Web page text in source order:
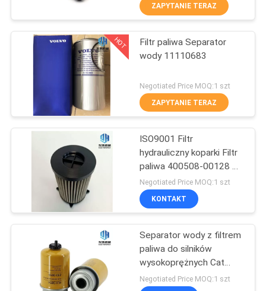
KONTROLA
JAKOŚCI
PRIVACY
POLICY
Filtr hydrauliczny
koparki
Części silnika
koparki
ZAPYTANIE TERAZ
HOT
Filtr paliwa Separator
wody 11110683
Negotiated Price MOQ:1 szt
ZAPYTANIE TERAZ
ISO9001 Filtr
hydrauliczny koparki Filtr
paliwa 400508-00128 Do
Doosan
Negotiated Price MOQ:1 szt
KONTAKT
Separator wody z filtrem
paliwa do silników
wysokoprężnych Cat
233-9856 do koparki
Negotiated Price MOQ:1 szt